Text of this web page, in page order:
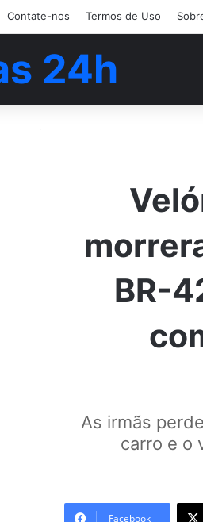
Contate-nos Termos de Uso
24h
BR-
As irmãs
carro e o
Facebook